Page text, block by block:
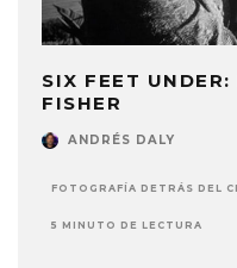
SIX FEET
FISHER
ANDRÉS DALY
FOTOGRAFÍA DETRÁS DEL
5 MINUTO DE LECTURA